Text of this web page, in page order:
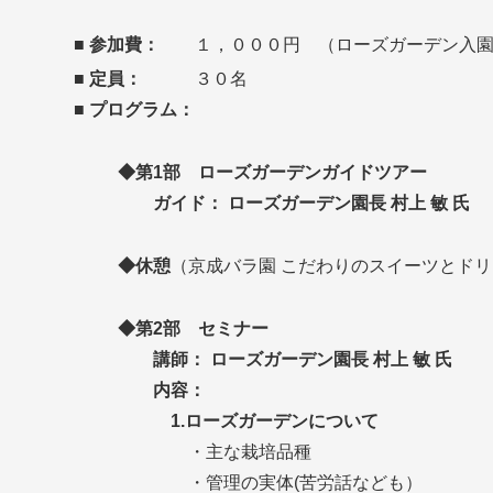
■ 参加費：
１，０００円 （ローズガーデン入園
■ 定員：
３０名
■ プログラム：
◆第1部 ローズガーデンガイドツアー
ガイド： ローズガーデン園長 村上 敏 氏
◆休憩 （京成バラ園 こだわりのスイーツとド
◆第2部 セミナー
講師： ローズガーデン園長 村上 敏 氏
内容：
1.ローズガーデンについて
・主な栽培品種
・管理の実体(苦労話なども）